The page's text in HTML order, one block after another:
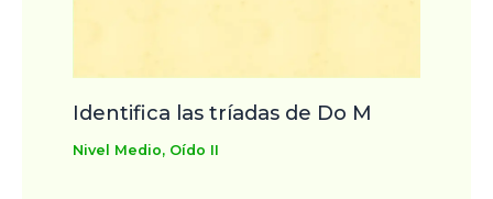
Identifica las tríadas de Do M
Nivel Medio, Oído II